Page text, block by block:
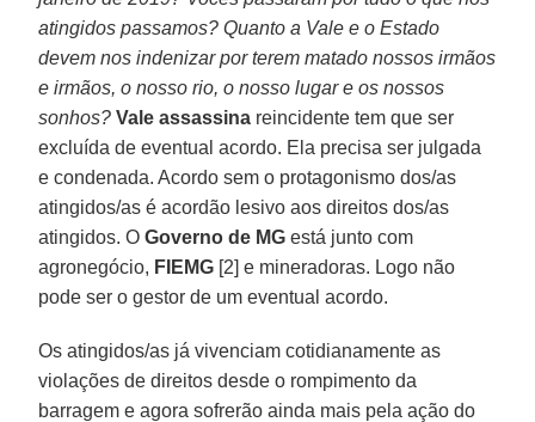
atingidos passamos? Quanto a Vale e o Estado
devem nos indenizar por terem matado nossos irmãos
e irmãos, o nosso rio, o nosso lugar e os nossos
sonhos? Vale assassina reincidente tem que ser
excluída de eventual acordo. Ela precisa ser julgada
e condenada. Acordo sem o protagonismo dos/as
atingidos/as é acordão lesivo aos direitos dos/as
atingidos. OGoverno de MG está junto com
agronegócio, FIEMG [2] e mineradoras. Logo não
pode ser o gestor de um eventual acordo.
Os atingidos/as já vivenciam cotidianamente as
violações de direitos desde o rompimento da
barragem e agora sofrerão ainda mais pela ação do